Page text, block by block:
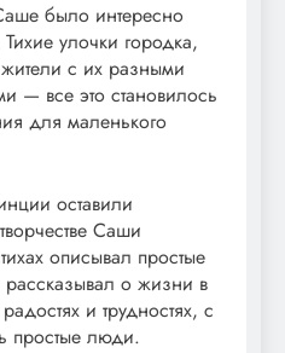
было интересно
улочки городка,
с их разными
— все это становилось
для маленького
оставили
Саши
описывал простые
о жизни в
и трудностях, с
простые люди.